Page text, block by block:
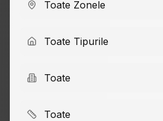
Toate Zonele
Toate Tipurile
Toate
Toate